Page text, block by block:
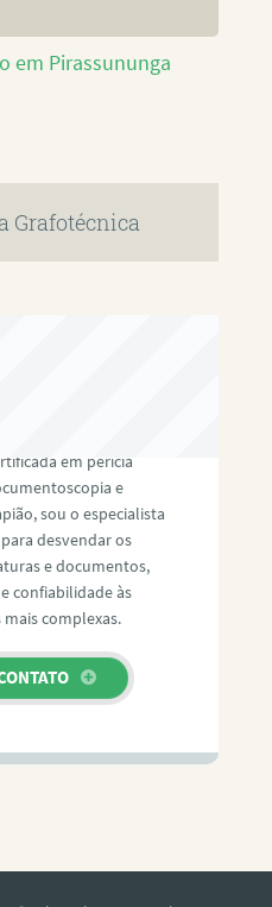
em Pirassununga
Grafotécnica
em perícia
e
sou o especialista
desvendar os
e documentos,
confiabilidade às
complexas.